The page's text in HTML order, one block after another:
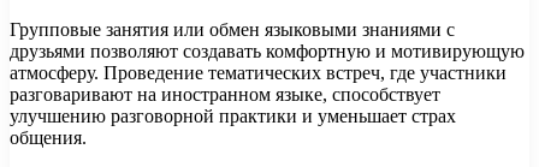
Групповые занятия или обмен языковыми знаниями с
друзьями позволяют создавать комфортную и мотивирующую
атмосферу. Проведение тематических встреч, где участники
разговаривают на иностранном языке, способствует
улучшению разговорной практики и уменьшает страх
общения.